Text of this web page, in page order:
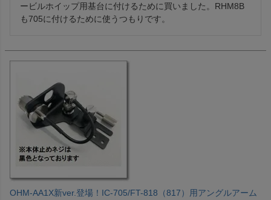
ービルホイップ用基台に付けるために買いました。RHM8B
も705に付けるために使うつもりです。
OHM-AA1X新ver.登場！IC-705/FT-818（817）用アングルアーム